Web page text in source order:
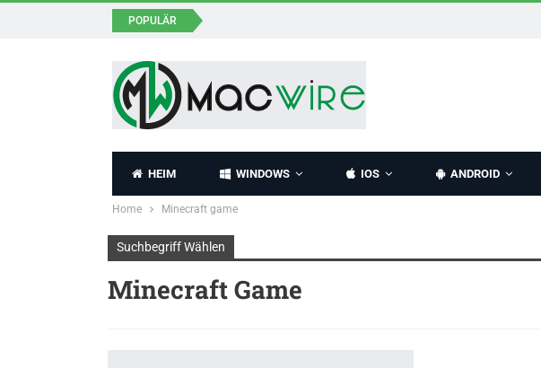
POPULÄR
HEIM WINDOWS IOS ANDROID
Home Minecraft game
Suchbegriff Wählen
Minecraft Game